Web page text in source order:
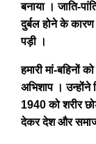
बनाया । जाति-
दुर्बल होने के कारण
पड़ी ।
हमारी मां-बहिनों
अभिशाप । उन्होंने
1940 को शरीर
देकर देश और समाज